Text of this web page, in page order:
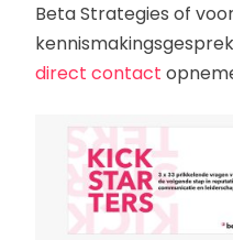
Beta Strategies of
direct contact